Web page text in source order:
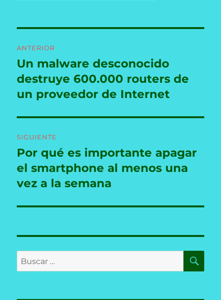
de
entradas
ANTERIOR
Entrada
anterior:
Un malware desconocido
destruye 600.000 routers de
un proveedor de Internet
SIGUIENTE
Entrada
siguiente:
Por qué es importante apagar
el smartphone al menos una
vez a la semana
Buscar
por: